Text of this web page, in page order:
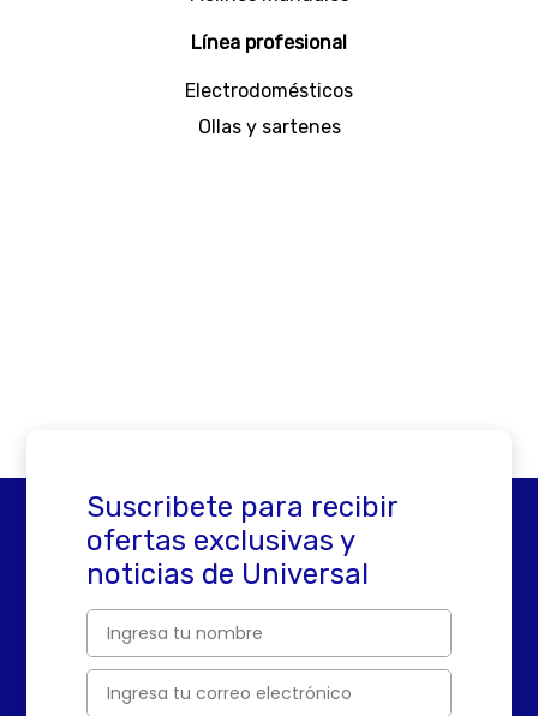
Línea profesional
Electrodomésticos
Ollas y sartenes
Suscribete para recibir
ofertas exclusivas y
noticias de Universal